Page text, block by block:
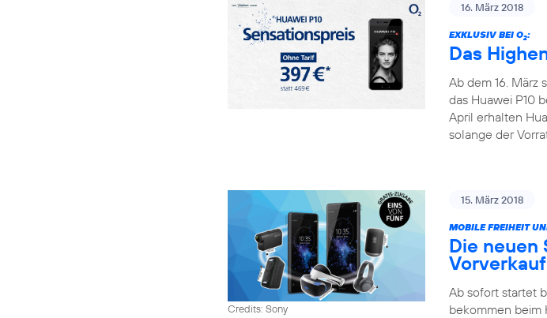
16. März 2018
EXKLUSIV BEI O2:
Das
Ab dem 16. März
das Huawei P10
April erhalten
solange der
Credits: Sony
15. März 2018
MOBILE FREIHEIT
Die neuen
Vorverkauf
Ab sofort startet
bekommen beim